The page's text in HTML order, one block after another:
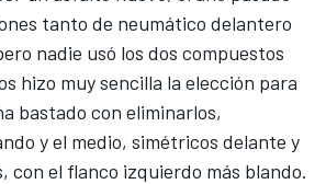
tanto de neumático delantero
nadie usó los dos compuestos
hizo muy sencilla la elección para
bastado con eliminarlos,
y el medio, simétricos delante y
con el flanco izquierdo más blando.